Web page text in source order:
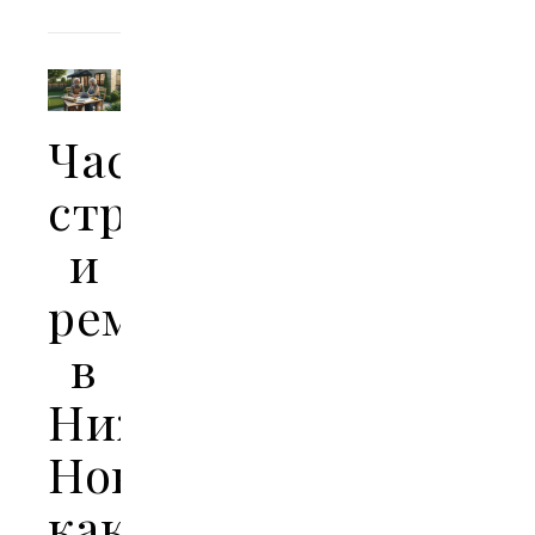
Частное
строительство
и
ремонт
в
Нижнем
Новгороде: